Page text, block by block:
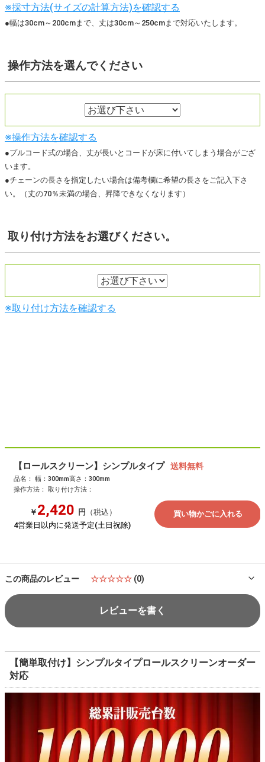
※採寸方法(サイズの計算方法)を確認する
●幅は30cm～200cmまで、丈は30cm～250cmまで対応いたします。
操作方法を選んでください
※操作方法を確認する
●プルコード式の場合、丈が長いとコードが床に付いてしまう場合がござ
います。
●チェーンの長さを指定したい場合は備考欄に希望の長さをご記入下さ
い。（丈の70％未満の場合、昇降できなくなります）
取り付け方法をお選びください。
※取り付け方法を確認する
【ロールスクリーン】シンプルタイプ
品名： 幅： 300mm高さ： 300mm
操作方法：
取り付け方法：
￥ 2,420 円
（税込）
4営業日以内に発送予定(土日祝除)
この商品のレビュー ☆☆☆☆☆ (0)
レビューを書く
【簡単取付け】シンプルタイプロールスクリーンオーダー
対応